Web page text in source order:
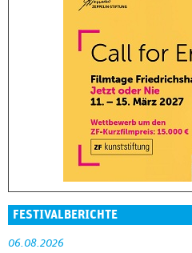
FESTIVALBERICHTE
06.08.2026